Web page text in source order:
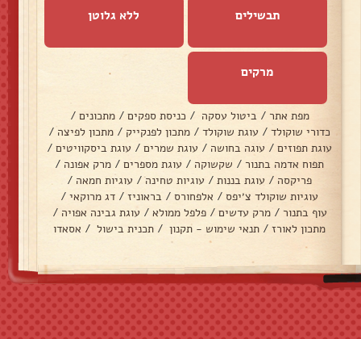
תבשילים ללא גלוטן
מרקים
מפת אתר / ביטול עסקה / כניסת ספקים / מתכונים /
כדורי שוקולד / עוגת שוקולד / מתכון לפנקייק / מתכון לפיצה /
עוגת תפוזים / עוגה בחושה / עוגת שמרים / עוגת ביסקוויטים /
תפוח אדמה בתנור / שקשוקה / עוגת מספרים / מרק אפונה /
פריקסה / עוגת בננות / עוגיות טחינה / עוגיות חמאה /
עוגיות שוקולד צ׳יפס / אלפחורס / בראוניז / דג מרוקאי /
עוף בתנור / מרק עדשים / פלפל ממולא / עוגת גבינה אפויה /
מתכון לאורז / תנאי שימוש - תקנון / תכנית בישול / אסאדו